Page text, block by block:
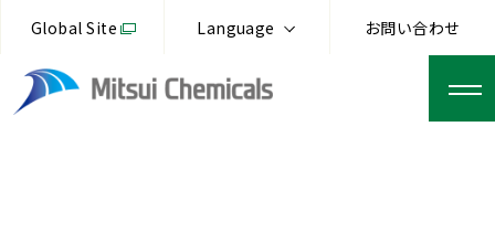
Global Site Language お問い合わせ